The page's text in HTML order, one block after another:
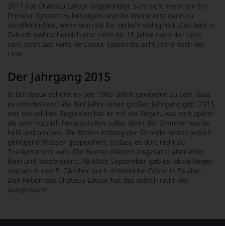
2011 hat Château Latour angekündigt, sich nicht mehr am En-
Primeur-System zu beteiligen und die Weine erst dann zu
veröffentlichen, wenn man sie für verkehrsfähig hält. Das wird in
Zukunft wahrscheinlich erst zehn bis 15 Jahre nach der Lese
sein, beim Les Forts de Latour sieben bis acht Jahre nach der
Lese.
Der Jahrgang 2015
In Bordeaux scheint es seit 1985 üblich geworden zu sein, dass
es (mindestens) alle fünf Jahre einen großen Jahrgang gibt. 2015
war ein solcher. Begonnen hat er mit viel Regen, was sich später
als sehr nützlich herausstellen sollte; denn der Sommer wurde
heiß und trocken. Die Böden entlang der Gironde hatten jedoch
genügend Wasser gespeichert, sodass es dort nicht zu
Trockenstress kam. Die Beeren blieben insgesamt aber eher
klein und konzentriert. Ab Mitte September gab es lokale Regen
und am 4. und 5. Oktober auch ordentliche Güsse in Pauillac.
Den Reben des Château Latour hat das jedoch nicht viel
ausgemacht.